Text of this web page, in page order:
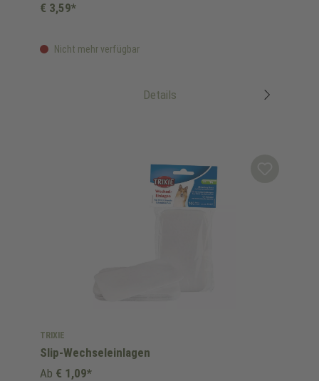
Nicht mehr verfügbar
€ 3,59*
Details
TRIXIE
Slip-Wechseleinlagen
Ab € 1,09*